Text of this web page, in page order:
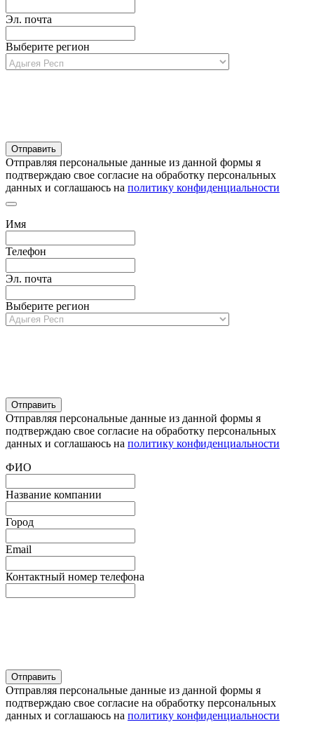
Эл. почта
Выберите регион
Отправляя персональные данные из данной формы я
подтверждаю свое согласие на обработку персональных
данных и соглашаюсь на политику конфиденциальности
Имя
Телефон
Эл. почта
Выберите регион
Отправляя персональные данные из данной формы я
подтверждаю свое согласие на обработку персональных
данных и соглашаюсь на политику конфиденциальности
ФИО
Название компании
Город
Email
Контактный номер телефона
Отправляя персональные данные из данной формы я
подтверждаю свое согласие на обработку персональных
данных и соглашаюсь на политику конфиденциальности